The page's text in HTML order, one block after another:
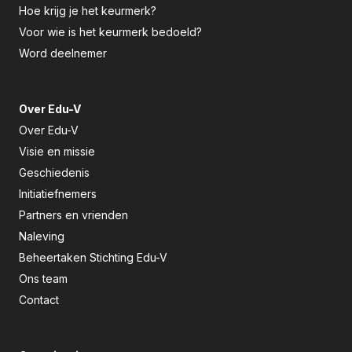
Hoe krijg je het keurmerk?
Voor wie is het keurmerk bedoeld?
Word deelnemer
Over Edu-V
Over Edu-V
Visie en missie
Geschiedenis
Initiatiefnemers
Partners en vrienden
Naleving
Beheertaken Stichting Edu-V
Ons team
Contact